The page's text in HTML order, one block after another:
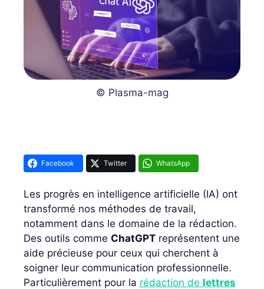
© Plasma-mag
Facebook Twitter WhatsApp
Les progrès en intelligence artificielle (IA) ont
transformé nos méthodes de travail,
notamment dans le domaine de la rédaction.
Des outils comme ChatGPT représentent une
aide précieuse pour ceux qui cherchent à
soigner leur communication professionnelle.
Particulièrement pour la rédaction de lettres